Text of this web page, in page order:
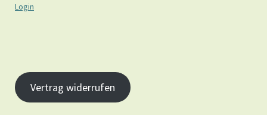
Login
Vertrag widerrufen